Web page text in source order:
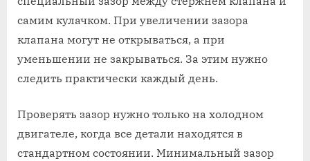
самим кулачком. При увеличении зазора
клапана могут не открываться, а при
уменьшении не закрываться. За этим нужно
следить практически каждый день.
Проверять зазор нужно только на холодном
двигателе, когда все детали находятся в
стандартном состоянии. Минимальный зазор